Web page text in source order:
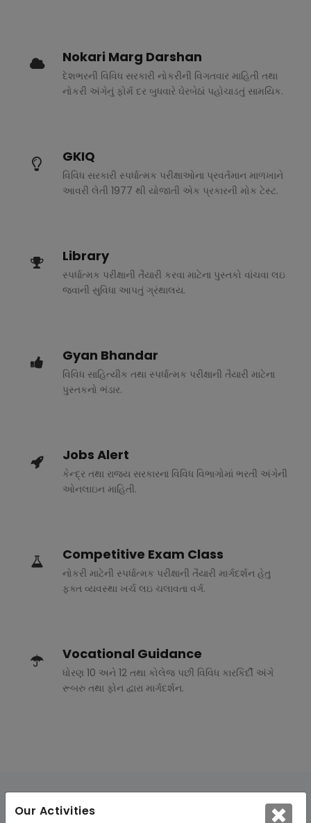
Our Activities
Nokari Marg Darshan
દેશભરની વિવિધ સરકારી નોકરીની વિગતવાર માહિતી તથા
નોકરી અંગેનું ફોર્મ દર બુધવારે ઘેરબેઠાં પહોચાડતું સામયિક.
GKIQ
વિવિધ સરકારી સ્પર્ધાત્મક પરીક્ષાઓના પ્રવર્તમાન માળખાને
આવરી લેતી 1977 થી યોજાતી એક પ્રકારની મોક ટેસ્ટ.
Library
સ્પર્ધાત્મક પરીક્ષાની તૈયારી કરવા માટેના પુસ્તકો વાંચવા લઇ
જવાની સુવિધા આપતું ગ્રંથાલય.
Gyan Bhandar
વિવિધ સાહિત્યીક તથા સ્પર્ધાત્મક પરીક્ષાની તૈયારી માટેના
પુસ્તકનો ભંડાર.
Jobs Alert
કેન્દ્ર તથા રાજ્ય સરકારના વિવિધ વિભાગોમાં ભરતી અંગેની
ઓનલાઇન માહિતી.
Competitive Exam Class
નોકરી માટેની સ્પર્ધાત્મક પરીક્ષાની તૈયારી માર્ગદર્શન હેતુ
ફક્ત વ્યવસ્થા ખર્ચ લઇ ચલાવતા વર્ગ.
Vocational Guidance
ધોરણ 10 અને 12 તથા કોલેજ પછી વિવિધ કારકિર્દી અંગે
રૂબરુ તથા ફોન દ્વારા માર્ગદર્શન.